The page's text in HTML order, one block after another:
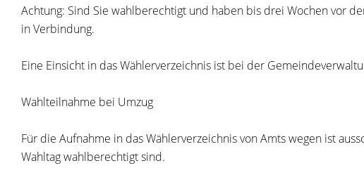
Achtung: Sind Sie wahlberechtigt und haben bis drei Wochen vor
in Verbindung.
Eine Einsicht in das Wählerverzeichnis ist bei der
Wahlteilnahme bei Umzug
Für die Aufnahme in das Wählerverzeichnis von Amts wegen ist
Wahltag wahlberechtigt sind.